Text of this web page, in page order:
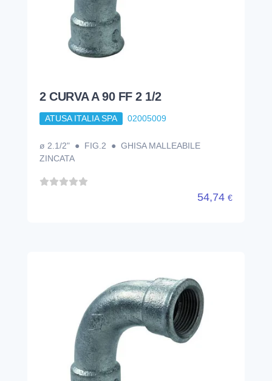
2 CURVA A 90 FF 2 1/2
ATUSA ITALIA SPA 02005009
ø 2.1/2" ● FIG.2 ● GHISA MALLEABILE
ZINCATA
54,74 €